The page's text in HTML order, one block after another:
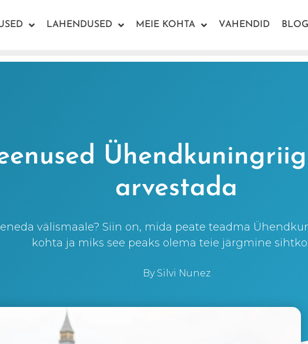
LAHENDUSED MEIE KOHTA VAHENDID
arvestada
välismaale? Siin on, mida peate teadma
kohta ja miks see peaks olema teie järgmine
BySilvi Nunez